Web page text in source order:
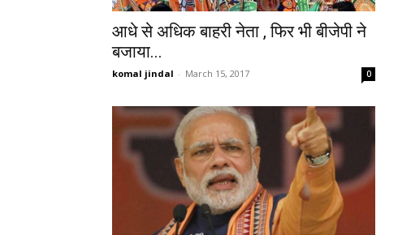
आधे से अधिक बाहरी नेता , फिर भी बीजेपी ने
बजाया...
komal jindal - March 15, 2017 0